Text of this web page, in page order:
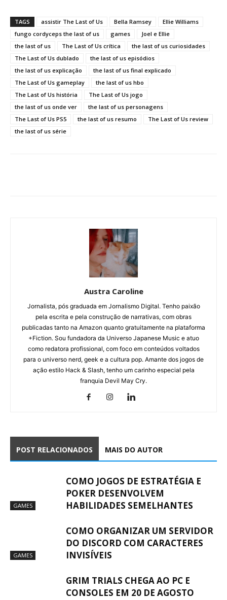
TAGS assistir The Last of Us Bella Ramsey
Ellie Williams
fungo cordyceps the last of us
games
Joel e Ellie
the last of us
The Last of Us crítica
the last of us curiosidades
The Last of Us dublado
the last of us episódios
the last of us explicação
the last of us final explicado
The Last of Us gameplay
the last of us hbo
The Last of Us história
The Last of Us jogo
the last of us onde ver
the last of us personagens
The Last of Us PS5
the last of us resumo
The Last of Us review
the last of us série
Austra Caroline
Jornalista, pós graduada em Jornalismo Digital. Tenho paixão
pela escrita e pela construção de narrativas, com obras
publicadas tanto na Amazon quanto gratuitamente na plataforma
+Fiction. Sou fundadora da Universo Japanese Music e atuo
como redatora profissional, com foco em conteúdos voltados
para o universo nerd, geek e a cultura pop. Amante dos jogos de
ação estilo Hack & Slash, tenho um carinho especial pela
franquia Devil May Cry.
POST RELACIONADOS MAIS DO AUTOR
GAMES
COMO JOGOS DE ESTRATÉGIA E
POKER DESENVOLVEM
HABILIDADES SEMELHANTES
GAMES
COMO ORGANIZAR UM SERVIDOR
DO DISCORD COM CARACTERES
INVISÍVEIS
GRIM TRIALS CHEGA AO PC E
CONSOLES EM 20 DE AGOSTO